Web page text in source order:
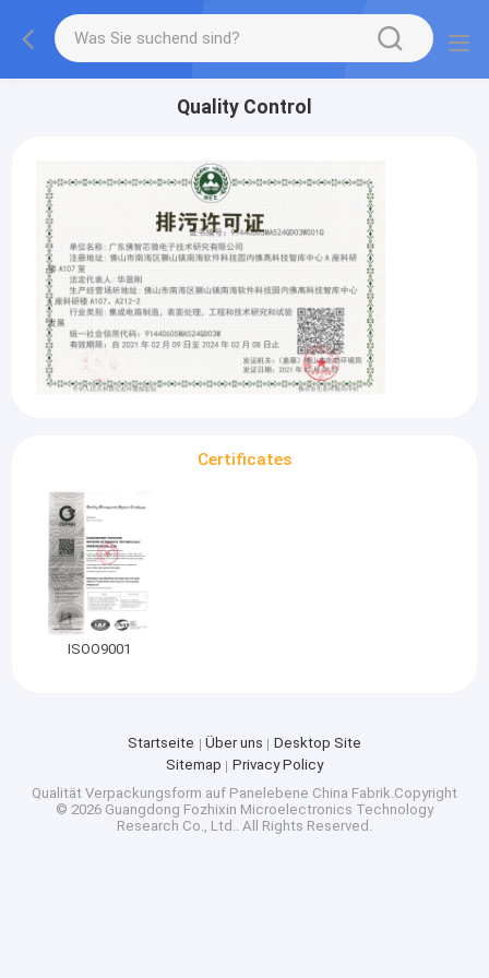
Quality Control
Certificates
ISOO9001
Startseite Über uns
Desktop Site
Sitemap
Privacy Policy
Qualität Verpackungsform auf Panelebene China Fabrik.Copyright
© 2026 Guangdong Fozhixin Microelectronics Technology
Research Co., Ltd.. All Rights Reserved.